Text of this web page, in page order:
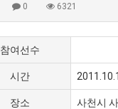
0 6321
참여선수
시간
장소 사천시